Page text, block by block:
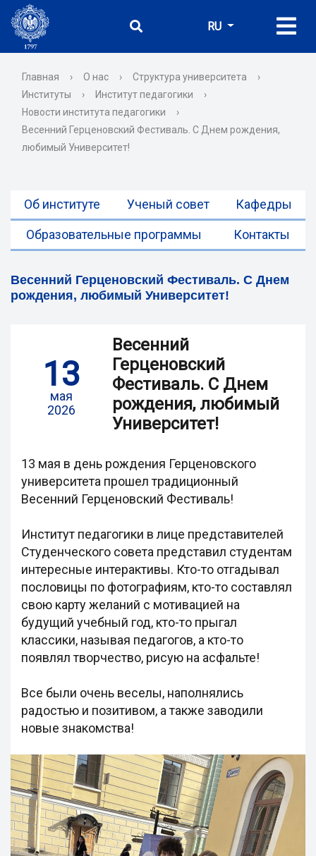
RU
Главная › О нас › Структура университета
›
Институты
› Институт педагогики
›
Новости института педагогики
›
Весенний Герценовский Фестиваль. С Днем рождения,
любимый Университет!
Об институте Ученый совет Кафедры
Образовательные программы Контакты
Весенний Герценовский Фестиваль. С Днем
рождения, любимый Университет!
13
мая
2026
Весенний
Герценовский
Фестиваль. С Днем
рождения, любимый
Университет!
13 мая в день рождения Герценовского
университета прошел традиционный
Весенний Герценовский Фестиваль!
Институт педагогики в лице представителей
Студенческого совета представил студентам
интересные интерактивы. Кто-то отгадывал
пословицы по фотографиям, кто-то составлял
свою карту желаний с мотивацией на
будущий учебный год, кто-то прыгал
классики, называя педагогов, а кто-то
появлял творчество, рисую на асфальте!
Все были очень веселы, наполнялись
радостью и позитивом, а также заводили
новые знакомства!